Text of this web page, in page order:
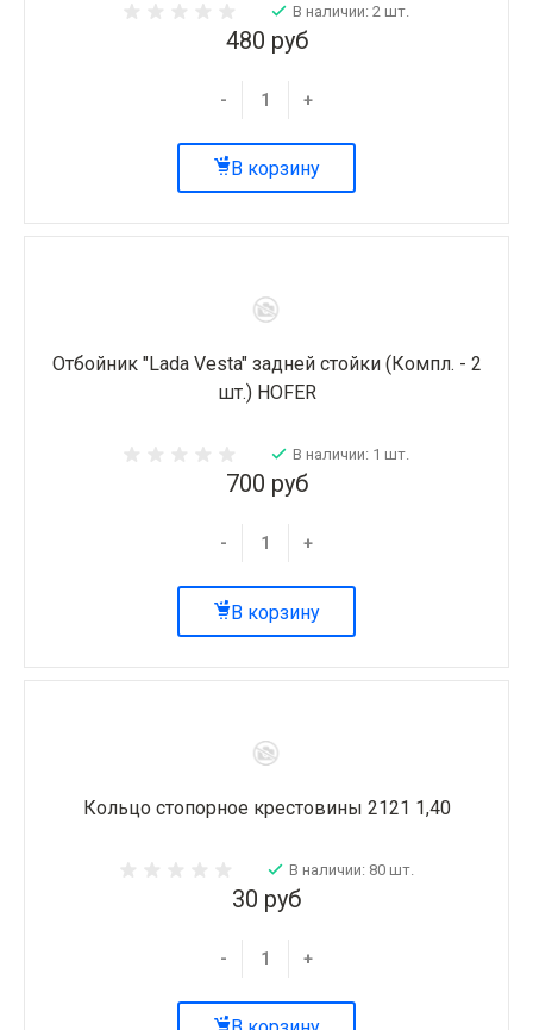
В наличии: 2 шт.
480 руб
- +
В корзину
Отбойник "Lada Vesta" задней стойки (Компл. - 2
шт.) HOFER
В наличии: 1 шт.
700 руб
- +
В корзину
Кольцо стопорное крестовины 2121 1,40
В наличии: 80 шт.
30 руб
- +